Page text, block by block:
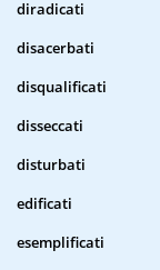
diradicati
disacerbati
disqualificati
disseccati
disturbati
edificati
esemplificati